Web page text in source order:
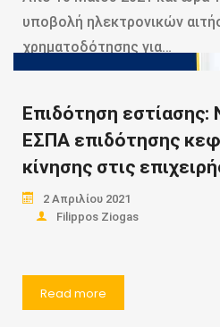
υποβολή ηλεκτρονικών
χρηματοδότησης για…
Read more
Επιδότηση εστίασης:
ΕΣΠΑ επιδότησης
κίνησης στις
2 Απριλίου 2021
Filippos Ziogas
Read more